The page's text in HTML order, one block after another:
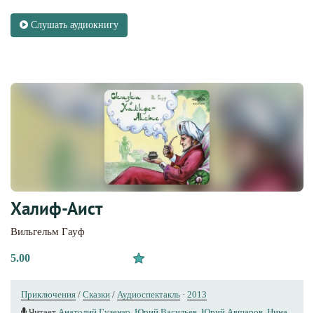
Слушать аудиокнигу
Халиф-Аист
Вильгельм Гауф
5.00
Приключения / Сказки / Аудиоспектакль · 2013